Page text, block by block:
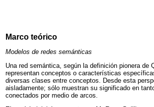
Marco teórico
Modelos de redes semánticas
Una red semántica, según la definición pionera
representan conceptos o características
diversas clases entre conceptos. Desde esta
aisladamente; sólo muestran su significado en
conectados por medio de arcos.